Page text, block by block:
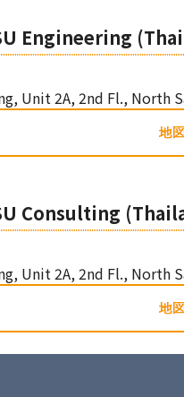
Engineering
Unit 2A, 2nd Fl., North
Consulting
Unit 2A, 2nd Fl., North